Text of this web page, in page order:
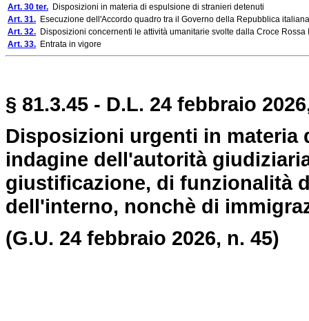
Art. 30 ter. Disposizioni in materia di espulsione di stranieri detenuti
Art. 31. Esecuzione dell'Accordo quadro tra il Governo della Repubblica
Art. 32. Disposizioni concernenti le attività umanitarie svolte dalla Croce Rossa
Art. 33. Entrata in vigore
§ 81.3.45 - D.L. 24 febbraio
Disposizioni urgenti in
indagine dell'autorità
giustificazione, di funzionalità
dell'interno, nonchè di
(G.U. 24 febbraio 2026, n. 45)